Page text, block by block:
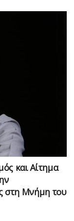
και Αίτημα
στη Μνήμη του